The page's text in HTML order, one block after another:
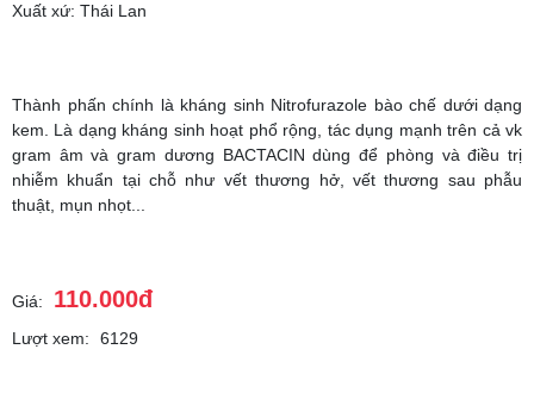
Xuất xứ: Thái Lan
Thành phấn chính là kháng sinh Nitrofurazole bào chế dưới dạng
kem. Là dạng kháng sinh hoạt phổ rộng, tác dụng mạnh trên cả vk
gram âm và gram dương BACTACIN dùng để phòng và điều trị
nhiễm khuẩn tại chỗ như vết thương hở, vết thương sau phẫu
thuật, mụn nhọt...
Giá: 110.000đ
Lượt xem: 6129